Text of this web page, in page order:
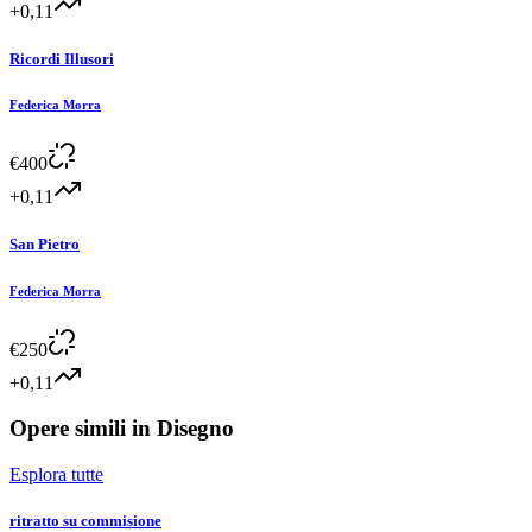
+0,11
Ricordi Illusori
Federica Morra
€400
+0,11
San Pietro
Federica Morra
€250
+0,11
Opere simili in Disegno
Esplora tutte
ritratto su commisione